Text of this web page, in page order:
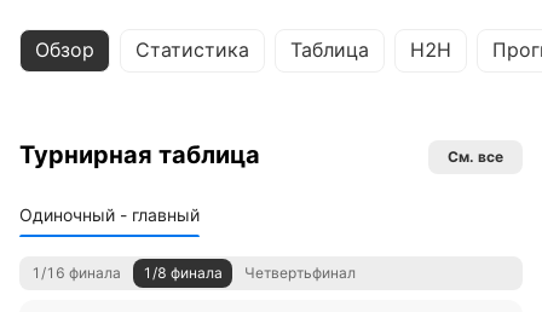
Обзор Статистика Таблица H2H
Турнирная таблица См. все
Одиночный - главный
1/16 финала 1/8 финала Четвертьфинал